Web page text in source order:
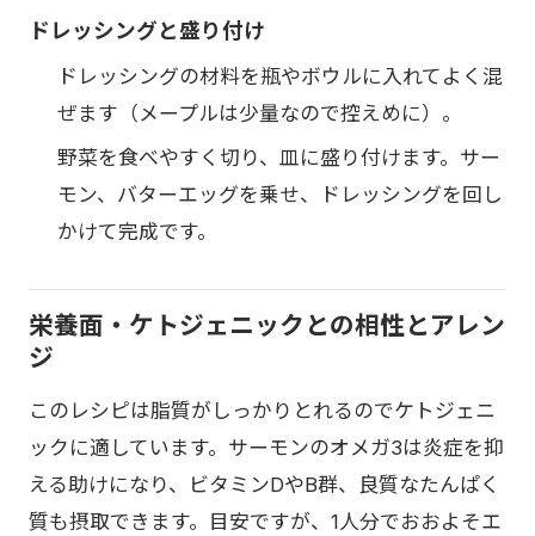
ドレッシングと盛り付け
ドレッシングの材料を瓶やボウルに入れてよく混
ぜます（メープルは少量なので控えめに）。
野菜を食べやすく切り、皿に盛り付けます。サー
モン、バターエッグを乗せ、ドレッシングを回し
かけて完成です。
栄養面・ケトジェニックとの相性とアレン
ジ
このレシピは脂質がしっかりとれるのでケトジェニ
ックに適しています。サーモンのオメガ3は炎症を抑
える助けになり、ビタミンDやB群、良質なたんぱく
質も摂取できます。目安ですが、1人分でおおよそエ